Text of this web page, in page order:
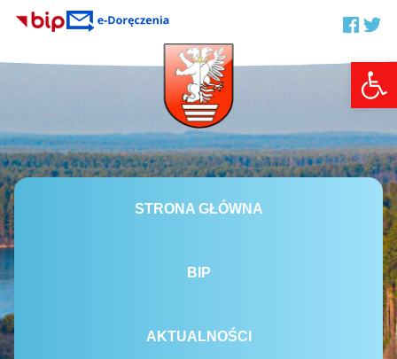
STRONA GŁÓWNA
BIP
AKTUALNOŚCI